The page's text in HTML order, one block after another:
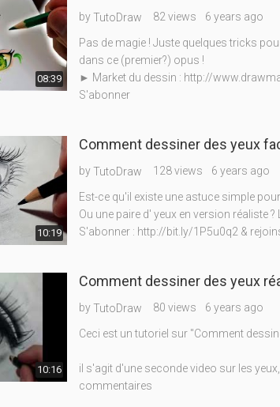
08:39
byTutoDraw 82 views 6 years ago
Pas de magie ! Juste quelques tricks
dans ce (premier?) opus !
► Market du dessin : http://
S'abonner
10:19
Comment dessiner des yeux
byTutoDraw 128 views 6 years ago
Est-ce qu'il existe une astuce simple
Ou une paire d' yeux en version réaliste ?
S'abonner : http://bit.ly/1P5u0q2 &
10:16
Comment dessiner des yeux
byTutoDraw 80 views 6 years ago
Ceci est un tutoriel sur "Comment
il s'agit d'une seconde video sur les
commentaires